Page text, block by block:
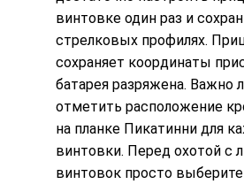
винтовке один раз и
стрелковых профилях.
сохраняет координаты
батарея разряжена. Важно
отметить расположение
на планке Пикатинни для
винтовки. Перед охотой с
винтовок просто